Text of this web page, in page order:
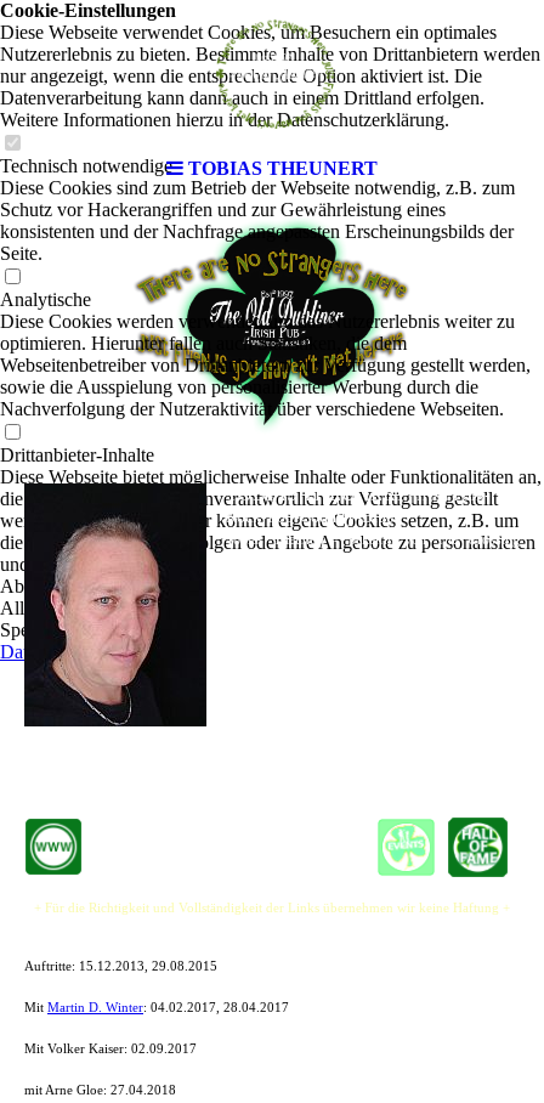
TOBIAS THEUNERT
TOBIAS THEUNERT|Irish Folk-
Rock-Pop-Country-Blues
Tobias Theunert - bekannt von The Crossing
+ Für die Richtigkeit und Vollständigkeit der Links übernehmen wir keine Haftung +
Auftritte: 15.12.2013, 29.08.2015
Mit Martin D. Winter: 04.02.2017, 28.04.2017
Mit Volker Kaiser: 02.09.2017
mit Arne Gloe: 27.04.2018
Cookie-Einstellungen
Diese Webseite verwendet Cookies, um Besuchern ein optimales
Nutzererlebnis zu bieten. Bestimmte Inhalte von Drittanbietern werden
nur angezeigt, wenn die entsprechende Option aktiviert ist. Die
Datenverarbeitung kann dann auch in einem Drittland erfolgen.
Weitere Informationen hierzu in der Datenschutzerklärung.
Technisch notwendige
Diese Cookies sind zum Betrieb der Webseite notwendig, z.B. zum
Schutz vor Hackerangriffen und zur Gewährleistung eines
konsistenten und der Nachfrage angepassten Erscheinungsbilds der
Seite.
Analytische
Diese Cookies werden verwendet, um das Nutzererlebnis weiter zu
optimieren. Hierunter fallen auch Statistiken, die dem
Webseitenbetreiber von Drittanbietern zur Verfügung gestellt werden,
sowie die Ausspielung von personalisierter Werbung durch die
Nachverfolgung der Nutzeraktivität über verschiedene Webseiten.
Drittanbieter-Inhalte
Diese Webseite bietet möglicherweise Inhalte oder Funktionalitäten an,
die von Drittanbietern eigenverantwortlich zur Verfügung gestellt
werden. Diese Drittanbieter können eigene Cookies setzen, z.B. um
die Nutzeraktivität zu verfolgen oder ihre Angebote zu personalisieren
und zu optimieren.
Ablehnen
Alle akzeptieren
Speichern
Datenschutz